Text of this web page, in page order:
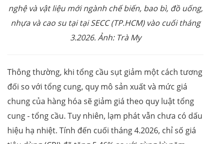
nghệ và vật liệu mới ngành chế biến, bao bì, đồ uống,
nhựa và cao su tại tại SECC (TP.HCM) vào cuối tháng
3.2026. Ảnh: Trà My
Thông thường, khi tổng cầu sụt giảm một cách tương
đối so với tổng cung, quy mô sản xuất và mức giá
chung của hàng hóa sẽ giảm giá theo quy luật tổng
cung - tổng cầu. Tuy nhiên, lạm phát vẫn chưa có dấu
hiệu hạ nhiệt. Tính đến cuối tháng 4.2026, chỉ số giá